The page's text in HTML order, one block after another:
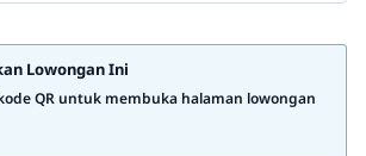
Lowongan Ini
QR untuk membuka halaman lowongan